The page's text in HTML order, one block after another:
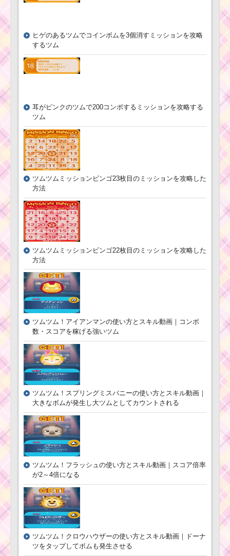
ツムツム7月！
枚目のミッショ
ツムツム9月ディズニ
ーストーリーブックス
ョン内容と攻略
31日の3日間限定ログ
インプレゼント
鼻が黒いツムでドク
ロの色を白にするミッ
ションを攻略するツム
ィーンの遊び方と攻略
法を公開！
まつ毛があるツムを
ヒゲのあるツムでコインボムを3個消すミッションを攻略
するツム
耳がピンクのツムで200コンボするミッションを攻略する
ツム
ツムツムミッションビンゴ23枚目のミッションを攻略した
方法
ツムツムミッションビンゴ22枚目のミッションを攻略した
方法
ツムツム！アイアンマンの使い方とスキル動画｜コンボ
数・スコアを稼げる強いツム
ツムツム！スプリングミスバニーの使い方とスキル動画｜
大きなボムが発生し大ツムとしてカウントされる
ツムツム！フラッシュの使い方とスキル動画｜スコア倍率
が2～4倍になる
ツムツム！クロウハウザーの使い方とスキル動画｜ドーナ
ツをタップしてボムも発生させる